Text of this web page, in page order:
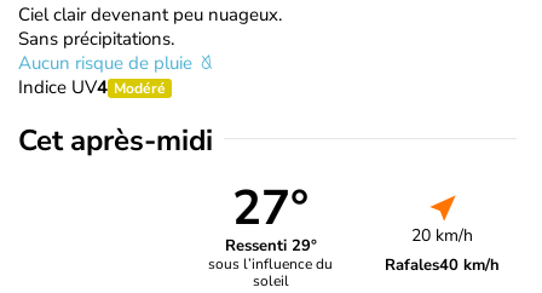
Ciel clair devenant peu nuageux.
Sans précipitations.
Aucun risque de pluie
Indice UV4 Modéré
Cet après-midi
27°
Ressenti 29°
sous l’influence du
soleil
20 km/h
Rafales40 km/h